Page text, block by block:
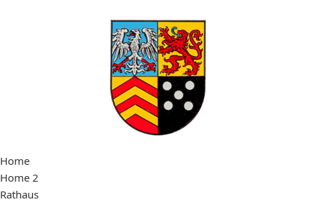
Home
Home 2
Rathaus